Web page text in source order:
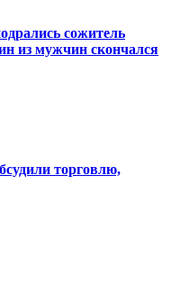
сожитель
из мужчин скончался
торговлю,